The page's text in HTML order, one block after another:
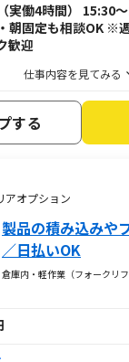
実働4時間） 15:30～
朝固定も相談OK ※
歓迎
仕事内容を見てみる
する
アオプション
製品の積み込みや
／日払いOK
倉庫内・軽作業（フォークリフ